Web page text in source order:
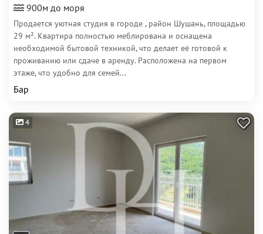
900м до моря
Продается уютная студия в городе , район Шушань, площадью
29 м². Квартира полностью меблирована и оснащена
необходимой бытовой техникой, что делает её готовой к
проживанию или сдаче в аренду. Расположена на первом
этаже, что удобно для семей...
Бар
4